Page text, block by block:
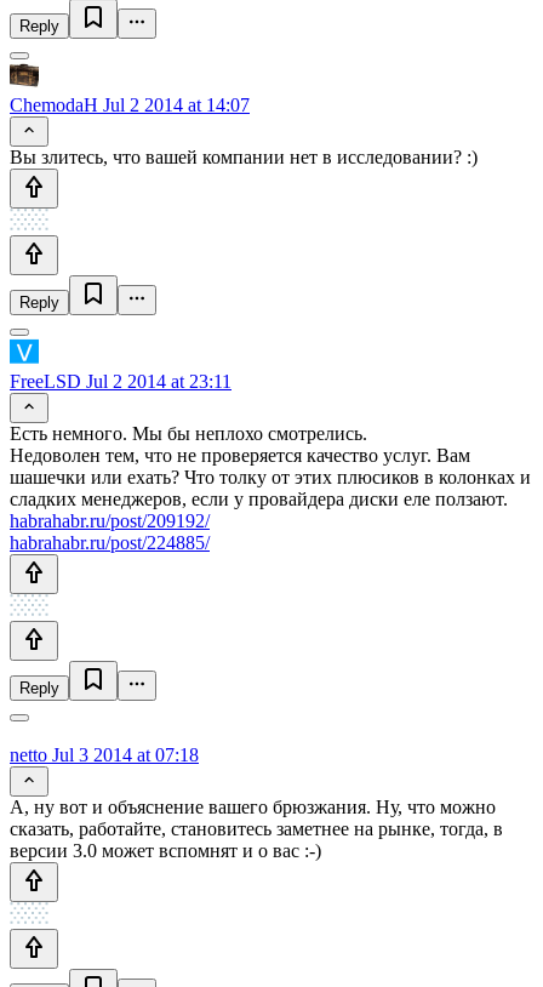
Reply
ChemodaH Jul 2 2014 at 14:07
Вы злитесь, что вашей компании нет в исследовании? :)
Reply
FreeLSD Jul 2 2014 at 23:11
Есть немного. Мы бы неплохо смотрелись.
Недоволен тем, что не проверяется качество услуг. Вам
шашечки или ехать? Что толку от этих плюсиков в колонках и
сладких менеджеров, если у провайдера диски еле ползают.
habrahabr.ru/post/209192/
habrahabr.ru/post/224885/
Reply
netto Jul 3 2014 at 07:18
А, ну вот и объяснение вашего брюзжания. Ну, что можно
сказать, работайте, становитесь заметнее на рынке, тогда, в
версии 3.0 может вспомнят и о вас :-)